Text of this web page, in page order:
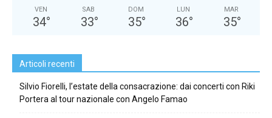
VEN
34°
SAB
33°
DOM
35°
LUN
36°
MAR
35°
Articoli recenti
Silvio Fiorelli, l’estate della consacrazione: dai concerti con Riki
Portera al tour nazionale con Angelo Famao